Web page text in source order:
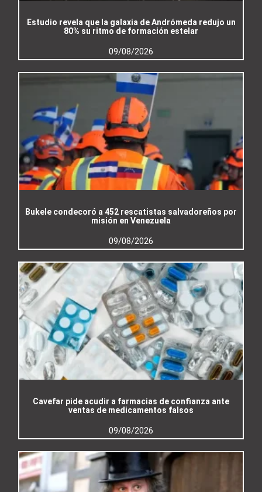
Estudio revela que la galaxia de Andrómeda redujo un
80% su ritmo de formación estelar
09/08/2026
Bukele condecoró a 452 rescatistas salvadoreños por
misión en Venezuela
09/08/2026
Cavefar pide acudir a farmacias de confianza ante
ventas de medicamentos falsos
09/08/2026